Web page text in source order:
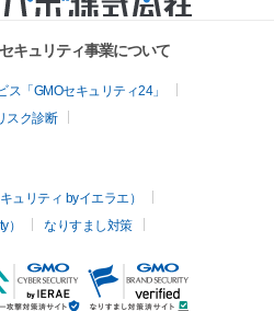
キュリティ事業について
「GMOセキュリティ24」
スク診断
ュリティ byイエラエ）
）
なりすまし対策